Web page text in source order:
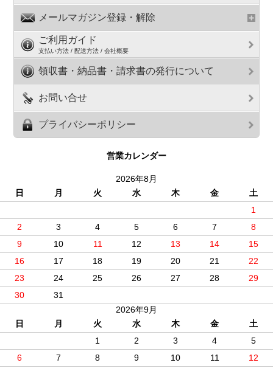
メールマガジン登録・解除
ご利用ガイド
支払い方法 / 配送方法 / 会社概要
領収書・納品書・請求書の発行について
お問い合せ
プライバシーポリシー
営業カレンダー
2026年8月
日
月 火 水 木 金
土
1
2
3 4 5 6 7
8
9
10 11 12 13 14
15
16
17 18 19 20 21
22
23
24 25 26 27 28
29
30
31
2026年9月
日
月 火 水 木 金
土
1
2 3 4
5
6
7 8 9 10 11
12